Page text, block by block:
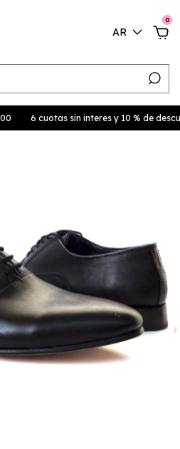
AR
0
6 cuotas sin interes y 10 % de descuento